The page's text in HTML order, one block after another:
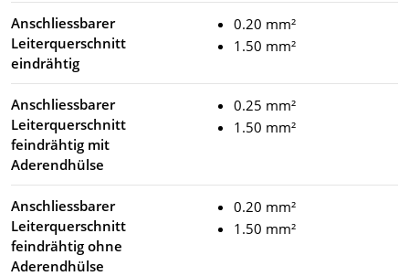
Anschliessbarer
Leiterquerschnitt
eindrähtig
0.20 mm²
1.50 mm²
Anschliessbarer
Leiterquerschnitt
feindrähtig mit
Aderendhülse
0.25 mm²
1.50 mm²
Anschliessbarer
Leiterquerschnitt
feindrähtig ohne
Aderendhülse
0.20 mm²
1.50 mm²